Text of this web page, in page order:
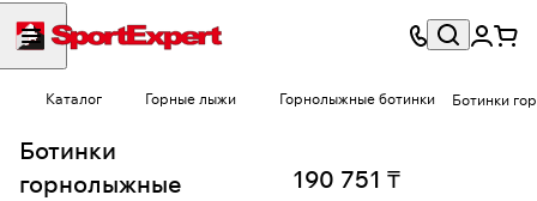
Каталог Горные лыжи Горнолыжные ботинки Ботинки
Ботинки
горнолыжные
190 751 ₸